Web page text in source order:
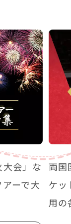
大会」な
ーで大
両国
ケッ
用の